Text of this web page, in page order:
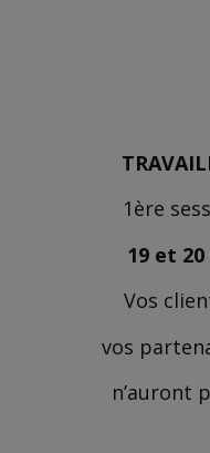
1ère
19 et
Vos
vos
n’auront